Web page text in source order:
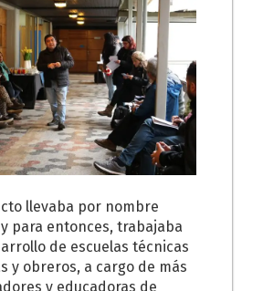
llevaba por nombre
y para entonces, trabajaba
de escuelas técnicas
y obreros, a cargo de más
y educadoras de